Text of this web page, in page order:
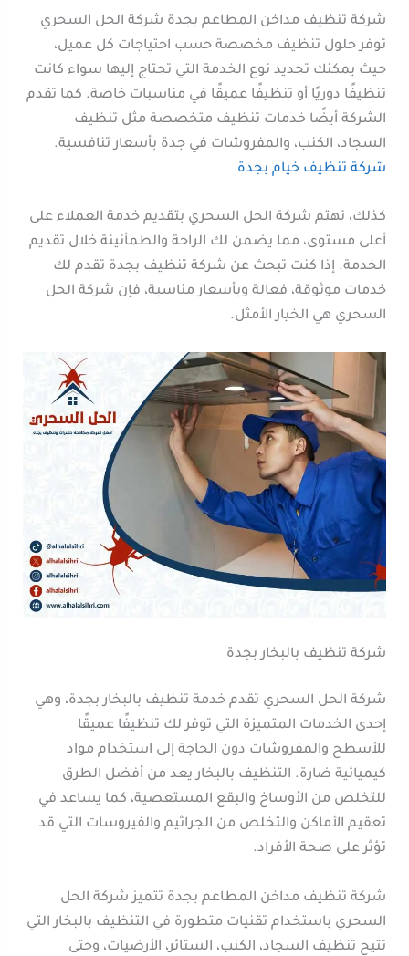
شركة تنظيف مداخن المطاعم بجدة شركة الحل السحري
توفر حلول تنظيف مخصصة حسب احتياجات كل عميل،
حيث يمكنك تحديد نوع الخدمة التي تحتاج إليها سواء كانت
تنظيفًا دوريًا أو تنظيفًا عميقًا في مناسبات خاصة. كما تقدم
الشركة أيضًا خدمات تنظيف متخصصة مثل تنظيف
السجاد، الكنب، والمفروشات في جدة بأسعار تنافسية.
شركة تنظيف خيام بجدة
كذلك، تهتم شركة الحل السحري بتقديم خدمة العملاء على
أعلى مستوى، مما يضمن لك الراحة والطمأنينة خلال تقديم
الخدمة. إذا كنت تبحث عن شركة تنظيف بجدة تقدم لك
خدمات موثوقة، فعالة وبأسعار مناسبة، فإن شركة الحل
السحري هي الخيار الأمثل.
شركة تنظيف بالبخار بجدة
شركة الحل السحري تقدم خدمة تنظيف بالبخار بجدة، وهي
إحدى الخدمات المتميزة التي توفر لك تنظيفًا عميقًا
للأسطح والمفروشات دون الحاجة إلى استخدام مواد
كيميائية ضارة. التنظيف بالبخار يعد من أفضل الطرق
للتخلص من الأوساخ والبقع المستعصية، كما يساعد في
تعقيم الأماكن والتخلص من الجراثيم والفيروسات التي قد
تؤثر على صحة الأفراد.
شركة تنظيف مداخن المطاعم بجدة تتميز شركة الحل
السحري باستخدام تقنيات متطورة في التنظيف بالبخار التي
تتيح تنظيف السجاد، الكنب، الستائر، الأرضيات، وحتى